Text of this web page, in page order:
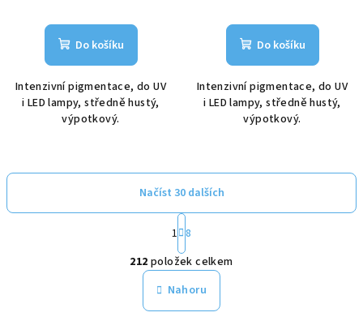
Do košíku
Intenzivní pigmentace, do UV
i LED lampy, středně hustý,
výpotkový.
Do košíku
Intenzivní pigmentace, do UV
i LED lampy, středně hustý,
výpotkový.
O
v
l
á
Načíst 30 dalších
S
t
r
á
n
k
o
1 8
212 položek celkem
Nahoru